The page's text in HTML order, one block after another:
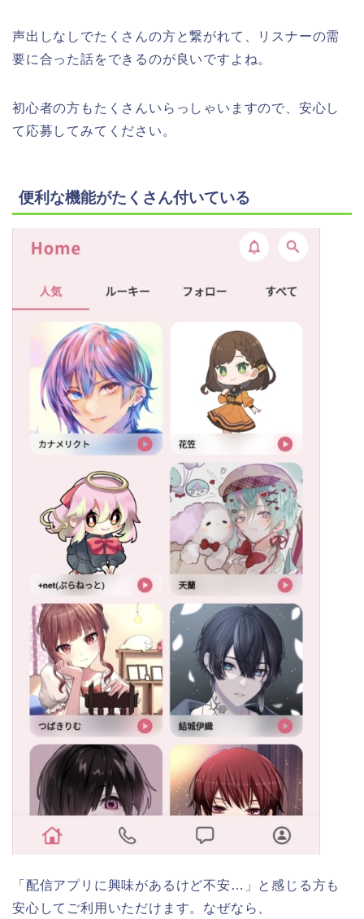
声出しなしでたくさんの方と繋がれて、リスナーの需
要に合った話をできるのが良いですよね。
初心者の方もたくさんいらっしゃいますので、安心し
て応募してみてください。
便利な機能がたくさん付いている
「配信アプリに興味があるけど不安…」と感じる方も
安心してご利用いただけます。なぜなら、